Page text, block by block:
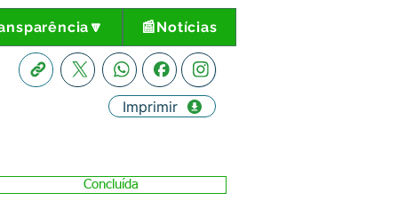
📰Notícias
Imprimir
Concluída